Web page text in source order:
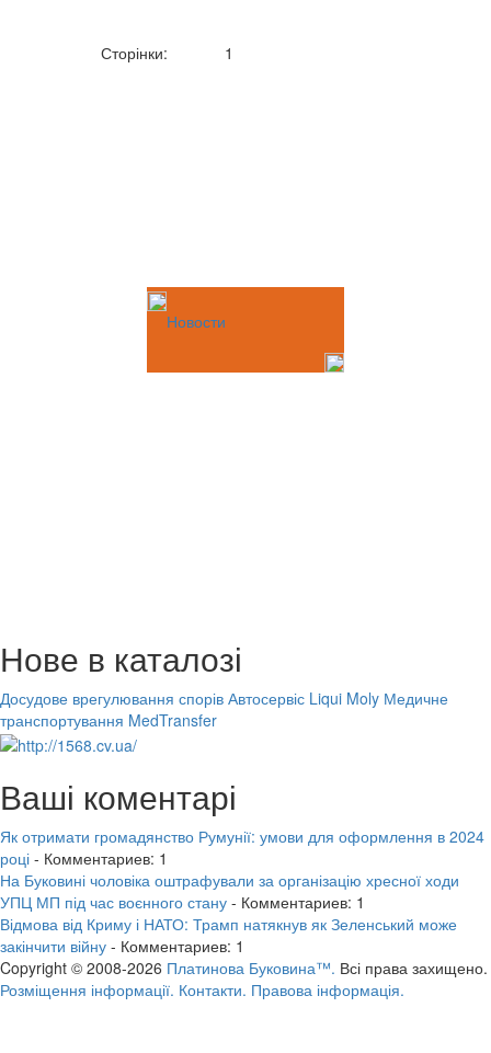
Сторінки: 1
Новости
Нове в каталозі
Досудове врегулювання спорів Автосервіс Liqui Moly Медичне
транспортування MedTransfer
Ваші коментарі
Як отримати громадянство Румунії: умови для оформлення в 2024
році - Комментариев: 1
На Буковині чоловіка оштрафували за організацію хресної ходи
УПЦ МП під час воєнного стану - Комментариев: 1
Відмова від Криму і НАТО: Трамп натякнув як Зеленський може
закінчити війну - Комментариев: 1
Copyright © 2008-2026 Платинова Буковина™. Всі права захищено.
Розміщення інформації. Контакти. Правова інформація.